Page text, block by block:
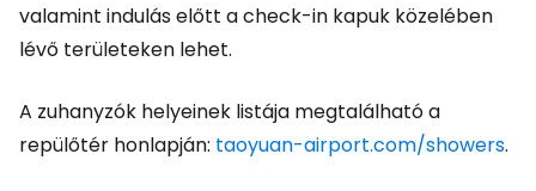
valamint indulás előtt a check-in kapuk közelében
lévő területeken lehet.
A zuhanyzók helyeinek listája megtalálható a
repülőtér honlapján: taoyuan-airport.com/showers.